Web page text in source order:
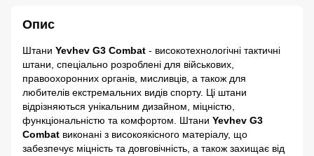
Опис
Штани Yevhev G3 Combat - високотехнологічні тактичні
штани, спеціально розроблені для військових,
правоохоронних органів, мисливців, а також для
любителів екстремальних видів спорту. Ці штани
відрізняються унікальним дизайном, міцністю,
функціональністю та комфортом. Штани Yevhev G3
Combat виконані з високоякісного матеріалу, що
забезпечує міцність та довговічність, а також захищає від